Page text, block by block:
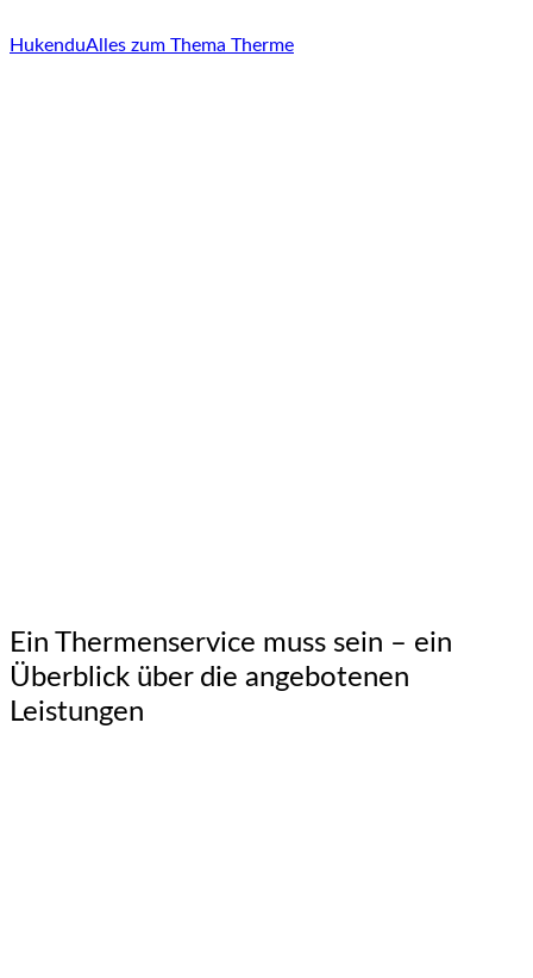
HukenduAlles zum Thema Therme
Ein Thermenservice muss sein – ein
Überblick über die angebotenen
Leistungen